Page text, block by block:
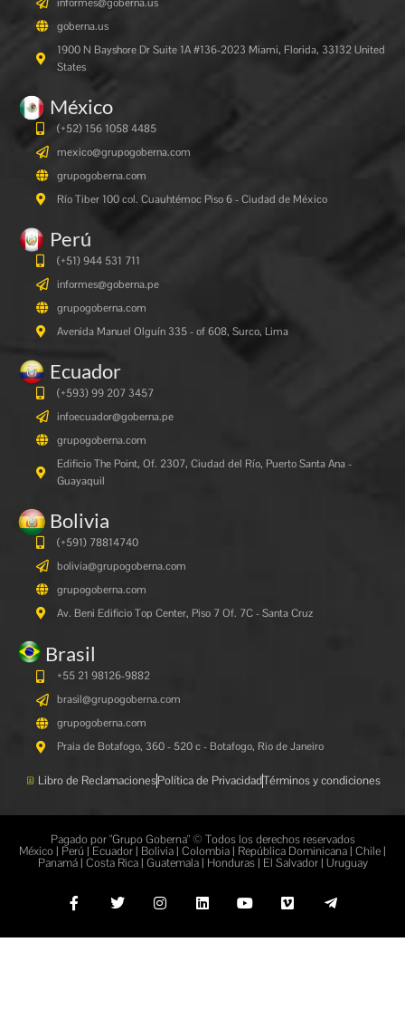
goberna.us
1900 N Bayshore Dr Suite 1A #136-2023 Miami, Florida, 33132 United
States
México
(+52) 156 1058 4485
mexico@grupogoberna.com
grupogoberna.com
Río Tiber 100 col. Cuauhtémoc Piso 6 - Ciudad de México
Perú
(+51) 944 531 711
informes@goberna.pe
grupogoberna.com
Avenida Manuel Olguín 335 - of 608, Surco, Lima
Ecuador
(+593) 99 207 3457
infoecuador@goberna.pe
grupogoberna.com
Edificio The Point, Of. 2307, Ciudad del Río, Puerto Santa Ana -
Guayaquil
Bolivia
(+591) 78814740
bolivia@grupogoberna.com
grupogoberna.com
Av. Beni Edificio Top Center, Piso 7 Of. 7C - Santa Cruz
Brasil
+55 21 98126-9882
brasil@grupogoberna.com
grupogoberna.com
Praia de Botafogo, 360 - 520 c - Botafogo, Rio de Janeiro
Libro de ReclamacionesPolítica de PrivacidadTérminos y condiciones
Pagado por "Grupo Goberna" © Todos los derechos reservados
México | Perú | Ecuador | Bolivia | Colombia | República Dominicana | Chile |
Panamá | Costa Rica | Guatemala | Honduras | El Salvador | Uruguay